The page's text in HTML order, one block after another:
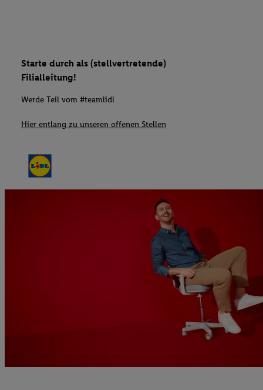
Starte durch als (stellvertretende)
Filialleitung!
Werde Teil vom #teamlidl
Hier entlang zu unseren offenen Stellen